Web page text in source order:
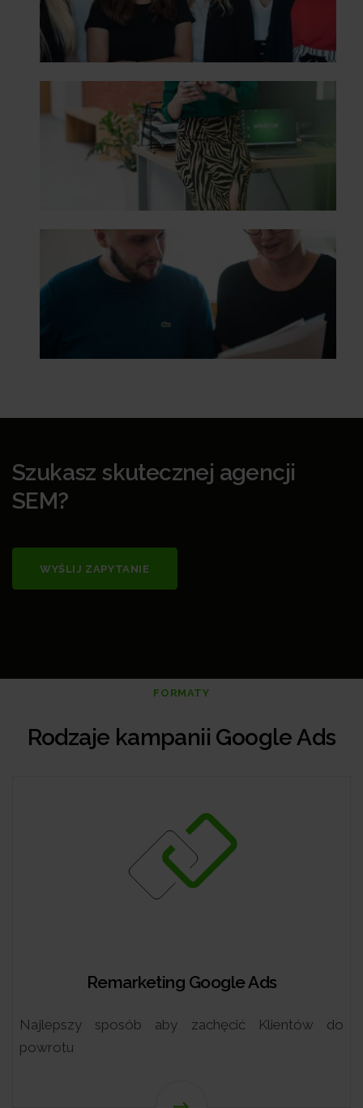
Szukasz skutecznej agencji
SEM?
WYŚLIJ ZAPYTANIE
FORMATY
Rodzaje kampanii Google Ads
Ads
Klientów do
Atrakcyjna prezentacja